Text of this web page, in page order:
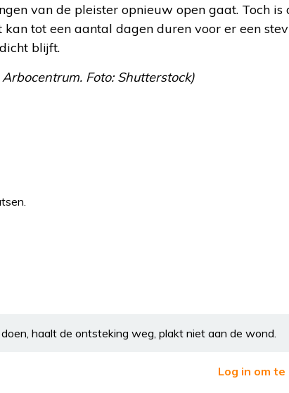
van de pleister opnieuw open gaat. Toch is
tot een aantal dagen duren voor er een
blijft.
Foto: Shutterstock)
haalt de ontsteking weg, plakt niet aan de wond.
Log in om